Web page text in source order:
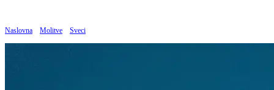
Naslovna
Molitve Sveci